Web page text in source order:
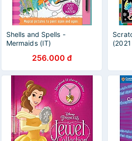
Shells and Spells -
Mermaids (IT)
256.000 đ